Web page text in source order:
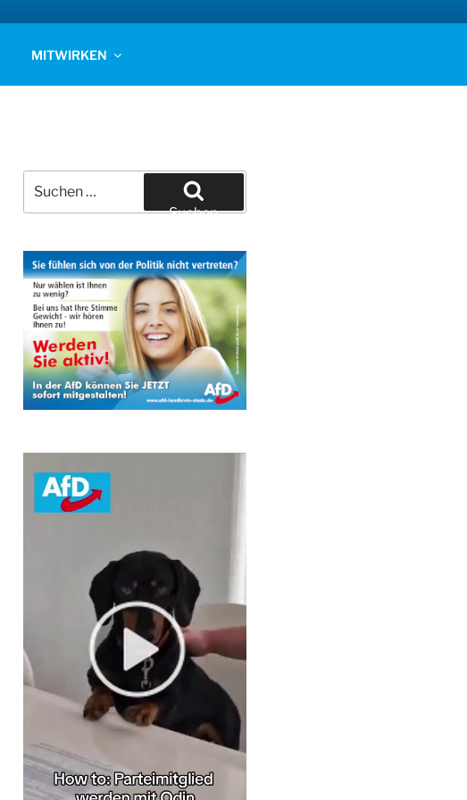
MITWIRKEN
nach:
Suchen